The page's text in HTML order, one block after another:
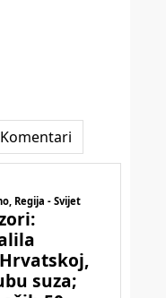
Komentari